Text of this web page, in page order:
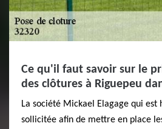
Ce qu'il faut savoir sur le
des clôtures à Riguepeu
La société Mickael Elagage qui
sollicitée afin de mettre en place